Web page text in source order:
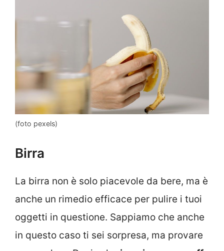
(foto pexels)
Birra
La birra non è solo piacevole da bere, ma è
anche un rimedio efficace per pulire i tuoi
oggetti in questione. Sappiamo che anche
in questo caso ti sei sorpresa, ma provare